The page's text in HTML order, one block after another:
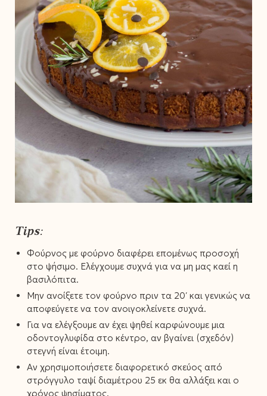
Tips:
Φούρνος με φούρνο διαφέρει επομένως προσοχή
στο ψήσιμο. Ελέγχουμε συχνά για να μη μας καεί η
βασιλόπιτα.
Μην ανοίξετε τον φούρνο πριν τα 20′ και γενικώς να
αποφεύγετε να τον ανοιγοκλείνετε συχνά.
Για να ελέγξουμε αν έχει ψηθεί καρφώνουμε μια
οδοντογλυφίδα στο κέντρο, αν βγαίνει (σχεδόν)
στεγνή είναι έτοιμη.
Αν χρησιμοποιήσετε διαφορετικό σκεύος από
στρόγγυλο ταψί διαμέτρου 25 εκ θα αλλάξει και ο
χρόνος ψησίματος.